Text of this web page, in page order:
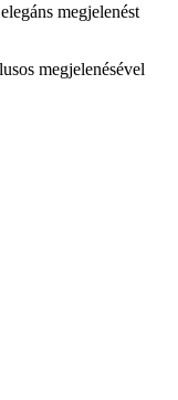
megjelenést
megjelenésével